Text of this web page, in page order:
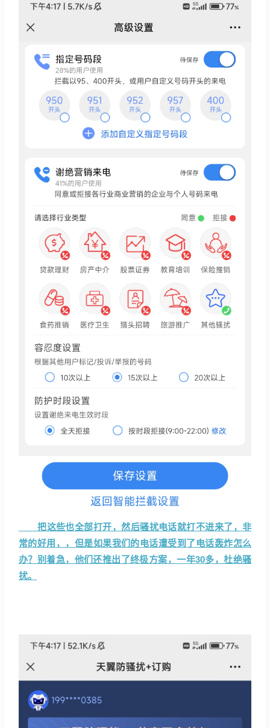
把这些也全部打开，然后骚扰电话就打不进来了，非
常的好用，，但是如果我们的电话遭受到了电话轰炸怎么
办？别着急，他们还推出了终极方案，一年30多，杜绝骚
扰。